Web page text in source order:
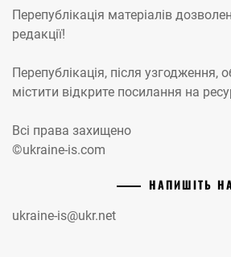
Перепублікація матеріалів
редакції!
Перепублікація, після узгодження,
містити відкрите посилання на
Всі права захищено
©ukraine-is.com
НАПИШІТЬ
ukraine-is@ukr.net